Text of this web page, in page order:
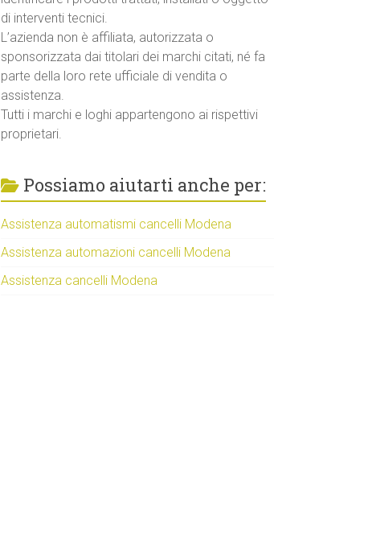
di interventi tecnici.
L’azienda non è affiliata, autorizzata o
sponsorizzata dai titolari dei marchi citati, né fa
parte della loro rete ufficiale di vendita o
assistenza.
Tutti i marchi e loghi appartengono ai rispettivi
proprietari.
Possiamo aiutarti anche per:
Assistenza automatismi cancelli Modena
Assistenza automazioni cancelli Modena
Assistenza cancelli Modena